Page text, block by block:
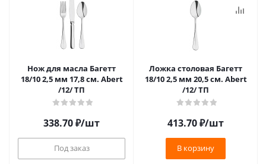
Нож для масла Багетт
18/10 2,5 мм 17,8 см. Abert
/12/ ТП
338.70₽/шт
Под заказ
Ложка столовая Багетт
18/10 2,5 мм 20,5 см. Abert
/12/ ТП
413.70₽/шт
В корзину